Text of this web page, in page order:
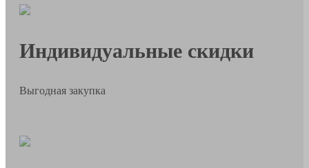
Индивидуальные скидки
Выгодная закупка